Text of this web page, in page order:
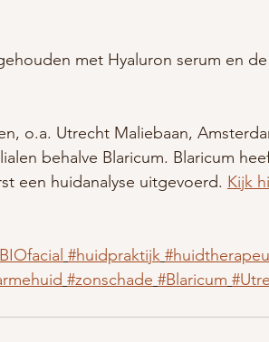
met Hyaluron serum en
o.a. Utrecht Maliebaan,
behalve Blaricum. Blaricum
een huidanalyse uitgevoerd. Kijk
#huidpraktijk
#zonschade #Blaricum